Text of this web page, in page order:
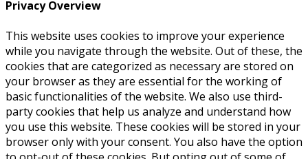
Privacy Overview
This website uses cookies to improve your experience
while you navigate through the website. Out of these, the
cookies that are categorized as necessary are stored on
your browser as they are essential for the working of
basic functionalities of the website. We also use third-
party cookies that help us analyze and understand how
you use this website. These cookies will be stored in your
browser only with your consent. You also have the option